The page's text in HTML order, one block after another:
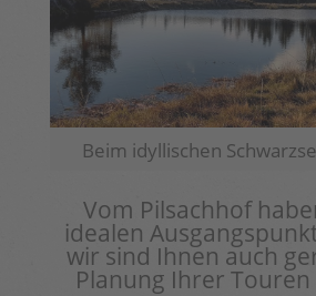
Beim idyllischen
Vom Pilsachhof
idealen
wir sind Ihnen auch
Planung Ihrer